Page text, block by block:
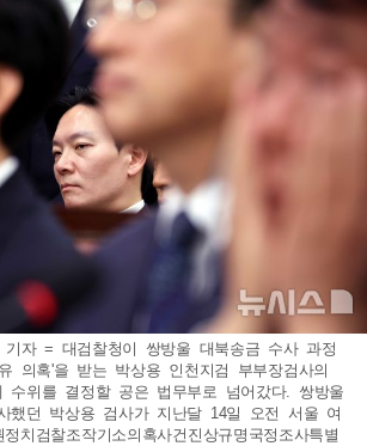
기자 = 대검찰청이 쌍방울 대북송금 수사 과정
의혹'을 받는 박상용 인천지검 부부장검사의
수위를 결정할 공은 법무부로 넘어갔다. 쌍방울
했던 박상용 검사가 지난달 14일 오전 서울 여
치검찰조작기소의혹사건진상규명국정조사특별